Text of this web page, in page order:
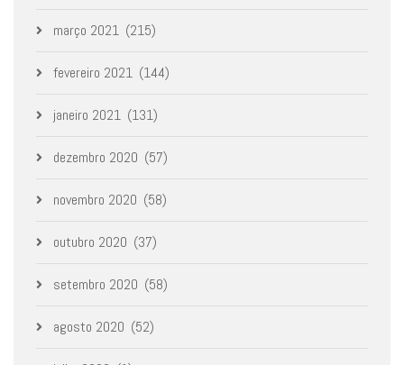
março 2021 (215)
fevereiro 2021 (144)
janeiro 2021 (131)
dezembro 2020 (57)
novembro 2020 (58)
outubro 2020 (37)
setembro 2020 (58)
agosto 2020 (52)